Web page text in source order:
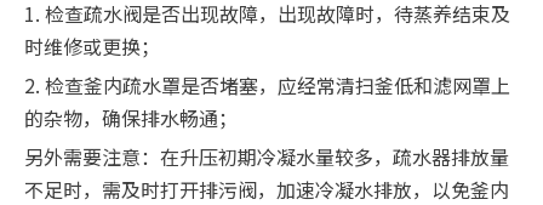
1. 检查疏水阀是否出现故障，出现故障时，待蒸养结束及
时维修或更换；
2. 检查釜内疏水罩是否堵塞，应经常清扫釜低和滤网罩上
的杂物，确保排水畅通；
另外需要注意：在升压初期冷凝水量较多，疏水器排放量
不足时，需及时打开排污阀，加速冷凝水排放，以免釜内